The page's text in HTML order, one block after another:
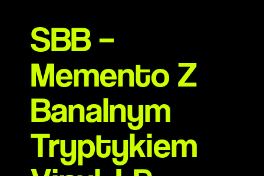
SBB –
Memento Z
Banalnym
Tryptykiem